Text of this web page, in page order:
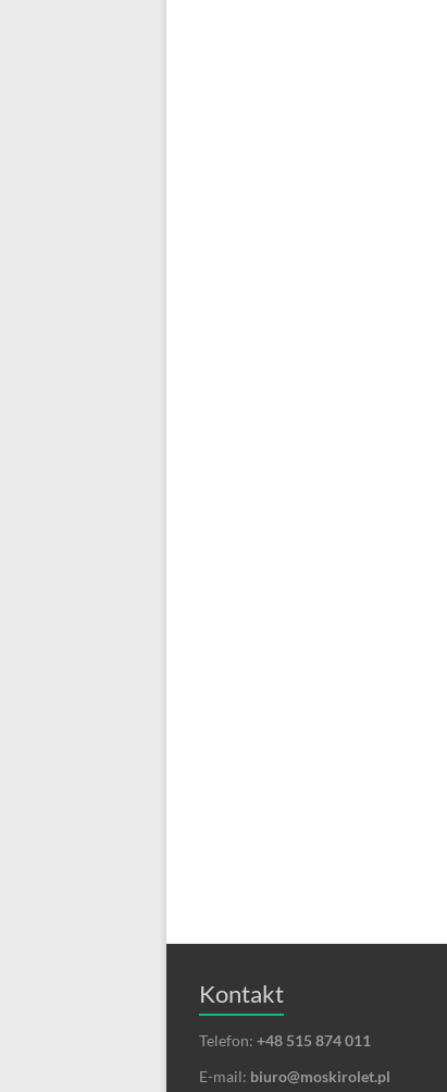
Kontakt
Telefon: +48 515 874 011
E-mail: biuro@moskirolet.pl